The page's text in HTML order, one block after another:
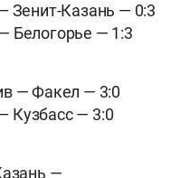
Зенит-Казань — 0:3
Белогорье — 1:3
— Факел — 3:0
Кузбасс — 3:0
—